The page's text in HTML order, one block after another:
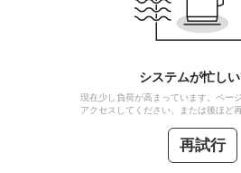
システムが忙し
現在少し負荷が高まっています。ペー
アクセスしてください、または後ほど
再試行